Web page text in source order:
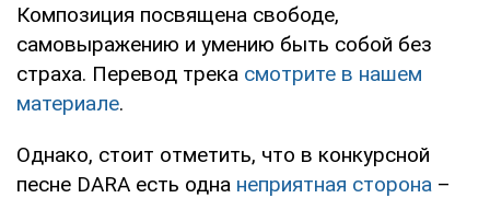
Композиция посвящена свободе,
самовыражению и умению быть собой без
страха. Перевод трека смотрите в нашем
материале.
Однако, стоит отметить, что в конкурсной
песне DARA есть одна неприятная сторона –